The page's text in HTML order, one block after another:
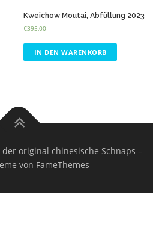
Kweichow Moutai, Abfüllung 2023
€395,00
IN DEN WARENKORB
original chinesische Schnaps –
von FameThemes